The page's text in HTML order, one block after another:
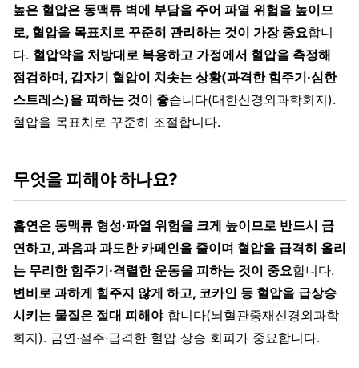
높은 혈압은 동맥류 벽에 부담을 주어 파열 위험을 높이므
로, 혈압을 목표치로 꾸준히 관리하는 것이 가장 중요합니
다. 혈압약을 처방대로 복용하고 가정에서 혈압을 측정해
점검하며, 갑자기 혈압이 치솟는 상황(과격한 힘주기·심한
스트레스)을 피하는 것이 좋습니다(대한신경외과학회지).
혈압을 목표치로 꾸준히 조절합니다.
무엇을 피해야 하나요?
흡연은 동맥류 형성·파열 위험을 크게 높이므로 반드시 금
연하고, 과음과 과도한 카페인을 줄이며 혈압을 급격히 올리
는 무리한 힘주기·격렬한 운동을 피하는 것이 중요합니다.
변비로 과하게 힘주지 않게 하고, 코카인 등 혈압을 급상승
시키는 물질은 절대 피해야합니다(뇌혈관중재신경외과학
회지). 금연·절주·급격한 혈압 상승 회피가 중요합니다.